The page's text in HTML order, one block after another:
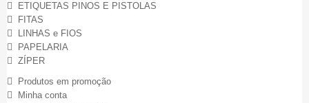
ETIQUETAS PINOS E PISTOLAS
FITAS
LINHAS e FIOS
PAPELARIA
ZÍPER
Produtos em promoção
Minha conta